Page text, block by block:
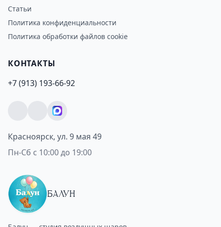
Статьи
Политика конфиденциальности
Политика обработки файлов cookie
КОНТАКТЫ
+7 (913) 193-66-92
Красноярск, ул. 9 мая 49
Пн-Сб с 10:00 до 19:00
БАЛУН